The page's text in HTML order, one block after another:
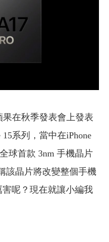
果在秋季發表會上發表
系列，當中在iPhone
球首款 3nm 手機晶片
該晶片將改變整個手機
呢？現在就讓小編我